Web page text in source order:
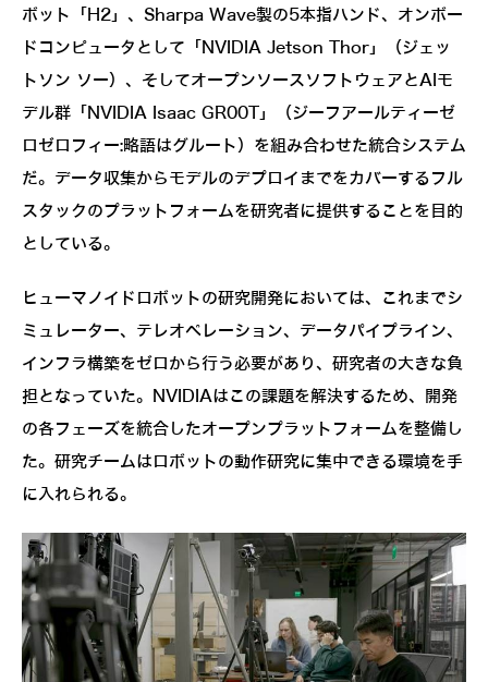
ボット「H2」、Sharpa Wave製の5本指ハンド、オンボー
ドコンピュータとして「NVIDIA Jetson Thor」（ジェッ
トソン ソー）、そしてオープンソースソフトウェアとAIモ
デル群「NVIDIA Isaac GR00T」（ジーフアールティーゼ
ロゼロフィー:略語はグルート）を組み合わせた統合システム
だ。データ収集からモデルのデプロイまでをカバーするフル
スタックのプラットフォームを研究者に提供することを目的
としている。
ヒューマノイドロボットの研究開発においては、これまでシ
ミュレーター、テレオペレーション、データパイプライン、
インフラ構築をゼロから行う必要があり、研究者の大きな負
担となっていた。NVIDIAはこの課題を解決するため、開発
の各フェーズを統合したオープンプラットフォームを整備し
た。研究チームはロボットの動作研究に集中できる環境を手
に入れられる。